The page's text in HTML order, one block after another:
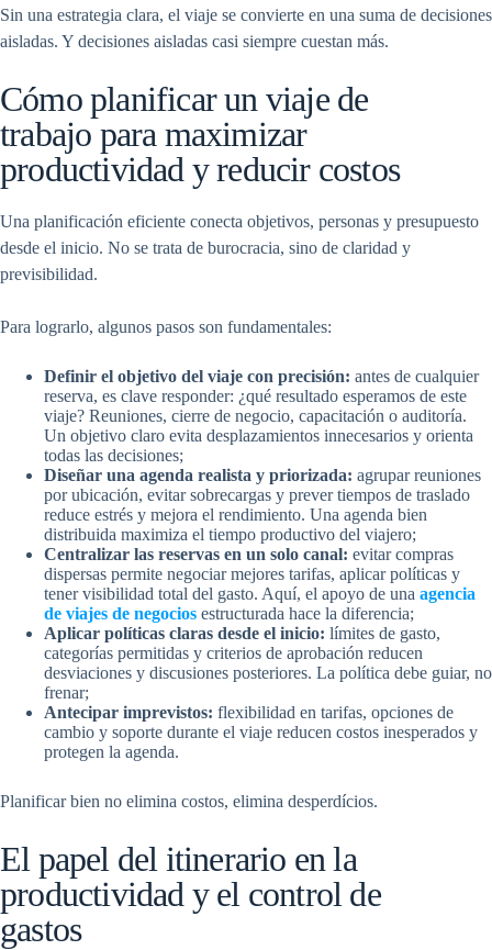
Sin una estrategia clara, el viaje se convierte en una suma de decisiones
aisladas. Y decisiones aisladas casi siempre cuestan más.
Cómo planificar un viaje de
trabajo para maximizar
productividad y reducir costos
Una planificación eficiente conecta objetivos, personas y presupuesto
desde el inicio. No se trata de burocracia, sino de claridad y
previsibilidad.
Para lograrlo, algunos pasos son fundamentales:
Definir el objetivo del viaje con precisión: antes de cualquier
reserva, es clave responder: ¿qué resultado esperamos de este
viaje? Reuniones, cierre de negocio, capacitación o auditoría.
Un objetivo claro evita desplazamientos innecesarios y orienta
todas las decisiones;
Diseñar una agenda realista y priorizada: agrupar reuniones
por ubicación, evitar sobrecargas y prever tiempos de traslado
reduce estrés y mejora el rendimiento. Una agenda bien
distribuida maximiza el tiempo productivo del viajero;
Centralizar las reservas en un solo canal: evitar compras
dispersas permite negociar mejores tarifas, aplicar políticas y
tener visibilidad total del gasto. Aquí, el apoyo de una agencia
de viajes de negocios estructurada hace la diferencia;
Aplicar políticas claras desde el inicio: límites de gasto,
categorías permitidas y criterios de aprobación reducen
desviaciones y discusiones posteriores. La política debe guiar, no
frenar;
Antecipar imprevistos: flexibilidad en tarifas, opciones de
cambio y soporte durante el viaje reducen costos inesperados y
protegen la agenda.
Planificar bien no elimina costos, elimina desperdícios.
El papel del itinerario en la
productividad y el control de
gastos